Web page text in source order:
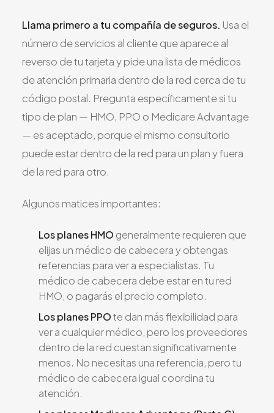
Llama primero a tu compañía de seguros. Usa el
número de servicios al cliente que aparece al
reverso de tu tarjeta y pide una lista de médicos
de atención primaria dentro de la red cerca de tu
código postal. Pregunta específicamente si tu
tipo de plan — HMO, PPO o Medicare Advantage
— es aceptado, porque el mismo consultorio
puede estar dentro de la red para un plan y fuera
de la red para otro.
Algunos matices importantes:
Los planes HMO generalmente requieren que
elijas un médico de cabecera y obtengas
referencias para ver a especialistas. Tu
médico de cabecera debe estar en tu red
HMO, o pagarás el precio completo.
Los planes PPOte dan más flexibilidad para
ver a cualquier médico, pero los proveedores
dentro de la red cuestan significativamente
menos. No necesitas una referencia, pero tu
médico de cabecera igual coordina tu
atención.